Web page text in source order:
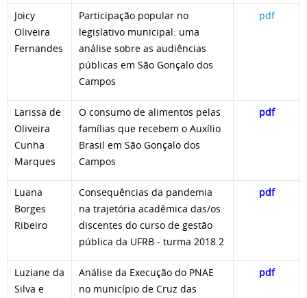
Joicy
Oliveira
Fernandes
Participação popular no
legislativo municipal: uma
análise sobre as audiências
públicas em São Gonçalo dos
Campos
pdf
Larissa de
Oliveira
Cunha
Marques
O consumo de alimentos pelas
famílias que recebem o Auxílio
Brasil em São Gonçalo dos
Campos
pdf
Luana
Borges
Ribeiro
Consequências da pandemia
na trajetória acadêmica das/os
discentes do curso de gestão
pública da UFRB - turma 2018.2
pdf
Luziane da
Silva e
Análise da Execução do PNAE
no município de Cruz das
pdf